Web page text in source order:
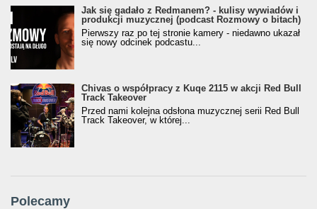
Jak się gadało z Redmanem? - kulisy wywiadów i
produkcji muzycznej (podcast Rozmowy o bitach)
Pierwszy raz po tej stronie kamery - niedawno ukazał
się nowy odcinek podcastu...
Chivas o współpracy z Kuqe 2115 w akcji Red Bull
Track Takeover
Przed nami kolejna odsłona muzycznej serii Red Bull
Track Takeover, w której...
Polecamy